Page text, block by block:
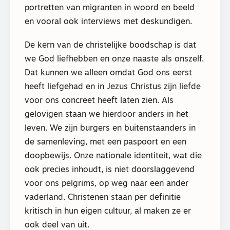
portretten van migranten in woord en beeld
en vooral ook interviews met deskundigen.
De kern van de christelijke boodschap is dat
we God liefhebben en onze naaste als onszelf.
Dat kunnen we alleen omdat God ons eerst
heeft liefgehad en in Jezus Christus zijn liefde
voor ons concreet heeft laten zien. Als
gelovigen staan we hierdoor anders in het
leven. We zijn burgers en buitenstaanders in
de samenleving, met een paspoort en een
doopbewijs. Onze nationale identiteit, wat die
ook precies inhoudt, is niet doorslaggevend
voor ons pelgrims, op weg naar een ander
vaderland. Christenen staan per definitie
kritisch in hun eigen cultuur, al maken ze er
ook deel van uit.